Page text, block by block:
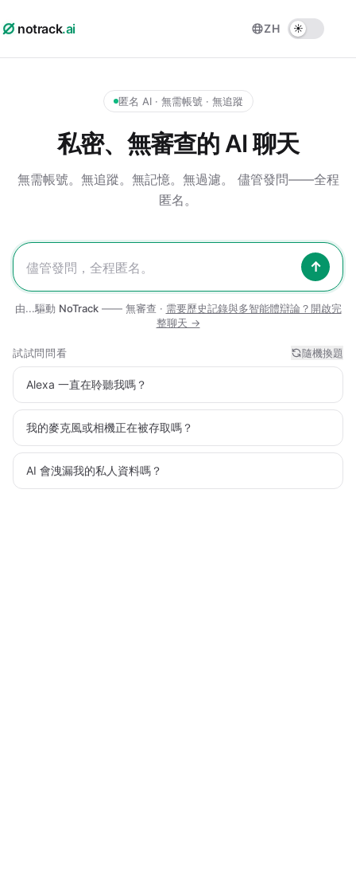
notrack.ai ZH
匿名 AI · 無需帳號 · 無追蹤
私密、無審查的 AI 聊天
無需帳號。無追蹤。無記憶。無過濾。
儘管發問——全程
匿名。
試試問問看 隨機換題
Alexa 一直在聆聽我嗎？
我的麥克風或相機正在被存取嗎？
AI 會洩漏我的私人資料嗎？
↑
由...驅動 NoTrack—— 無審查 · 需要歷史記錄與多智能體辯論？開啟完
整聊天 →